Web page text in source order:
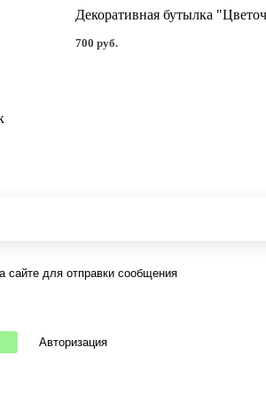
Декоративная бутылка
700 руб.
сайте для отправки сообщения
Авторизация